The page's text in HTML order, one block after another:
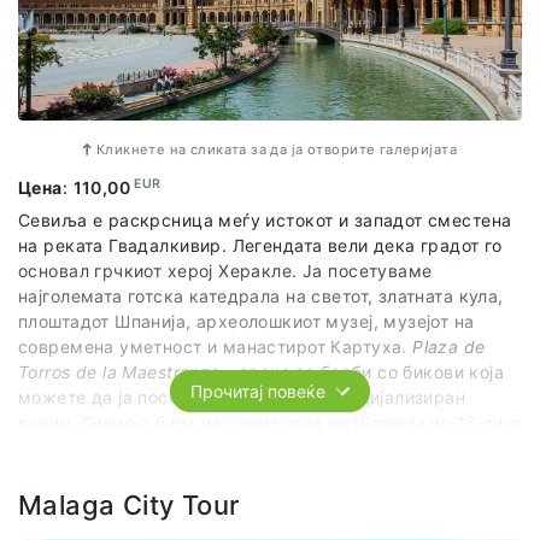
Кликнете на сликата за да ја отворите галеријата
Цена: 110,00EUR
Севиља е раскрсница меѓу истокот и западот сместена
на реката Гвадалкивир. Легендата вели дека градот го
основал грчкиот херој Херакле. Ја посетуваме
најголемата готска катедрала на светот, златната кула,
плоштадот Шпанија, археолошкиот музеј, музејот на
современа уметност и манастирот Картуха. Plaza de
Torros de la Maestranza- арена за борби со бикови која
можете да ја посетите со локален, специјализиран
време била важно морско пристаниште, бидејќи со
морето е поврзана преку реката Гвадалкивир. Во
Прочитај повеќе
Malaga City Tour